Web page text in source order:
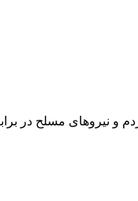
و نیروهای مسلح در